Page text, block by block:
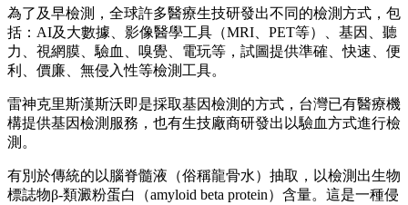
為了及早檢測，全球許多醫療生技研發出不同的檢測方式，包
括：AI及大數據、影像醫學工具（MRI、PET等）、基因、聽
力、視網膜、驗血、嗅覺、電玩等，試圖提供準確、快速、便
利、價廉、無侵入性等檢測工具。
雷神克里斯漢斯沃即是採取基因檢測的方式，台灣已有醫療機
構提供基因檢測服務，也有生技廠商研發出以驗血方式進行檢
測。
有別於傳統的以腦脊髓液（俗稱龍骨水）抽取，以檢測出生物
標誌物β-類澱粉蛋白（amyloid beta protein）含量。這是一種侵